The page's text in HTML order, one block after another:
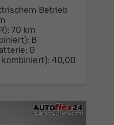
Betrieb
70 km
B
G
40,00